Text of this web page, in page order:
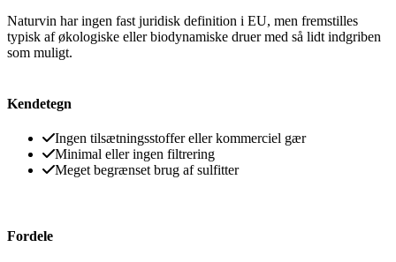
Naturvin har ingen fast juridisk definition i EU, men fremstilles
typisk af økologiske eller biodynamiske druer med så lidt indgriben
som muligt.
Kendetegn
Ingen tilsætningsstoffer eller kommerciel gær
Minimal eller ingen filtrering
Meget begrænset brug af sulfitter
Fordele